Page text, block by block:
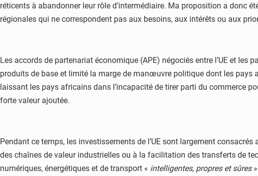
réticents à abandonner leur rôle d’intermédiaire. Ma proposition a donc
régionales qui ne correspondent pas aux besoins, aux intérêts ou aux
Les accords de partenariat économique (APE) négociés entre l’UE et
produits de base et limité la marge de manœuvre politique dont les pays
laissant les pays africains dans l’incapacité de tirer parti du commerce
forte valeur ajoutée.
Pendant ce temps, les investissements de l’UE sont largement
des chaînes de valeur industrielles ou à la facilitation des transferts de
numériques, énergétiques et de transport « intelligentes, propres et sûres»